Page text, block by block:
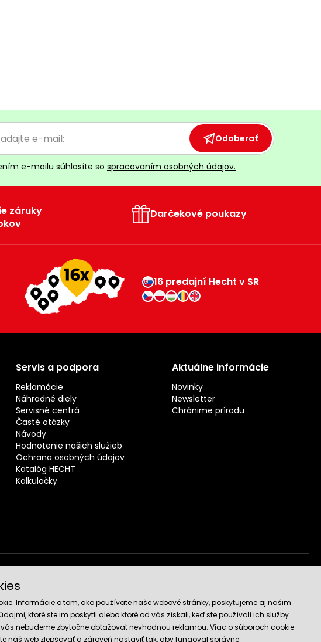
Odoberať
e-mailu súhlasíte so spracovaním osobných údajov.
záruky
Darčekové poukazy
16 predajní Hecht v SR
Servis a podpora
Reklamácie
Náhradné diely
Servisné centrá
Časté otázky
Návody
Hodnotenie našich služieb
Ochrana osobných údajov
Katalóg HECHT
Kalkulačky
Aktuálne informácie
Novinky
Newsletter
Chránime prírodu
Spoľahlivý obchod
Informácie o tom, ako používate naše webové stránky, poskytujeme aj našim
ktoré ste im poskytli alebo ktoré od vás získali, keď ste používali ich služby.
nebudeme zbytočne obťažovať nevhodnou reklamou. Viac o súboroch cookie
web zlepšovať a zároveň nastaviť tak, aby fungoval správne.